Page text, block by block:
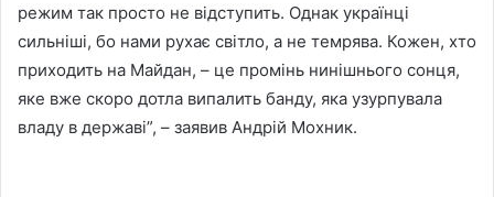
режим так просто не відступить. Однак українці
сильніші, бо нами рухає світло, а не темрява. Кожен, хто
приходить на Майдан, – це промінь нинішнього сонця,
яке вже скоро дотла випалить банду, яка узурпувала
владу в державі”, – заявив Андрій Мохник.